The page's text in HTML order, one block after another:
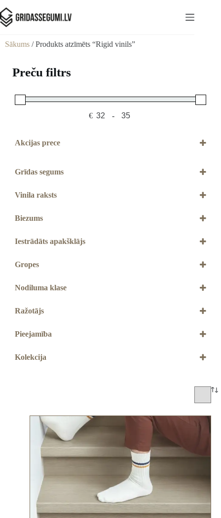
Sākums / Produkts atzīmēts “Rigid vinils”
Preču filtrs
€ Minimum Price
-
Maximum Price
Akcijas prece
Grīdas segums
Vinila raksts
Biezums
4+1 mm
Iestrādāts apakšklājs
Nav
Gropes
Nodiluma klase
Ražotājs
Pieejamība
Kolekcija